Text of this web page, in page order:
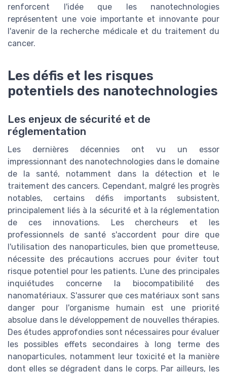
renforcent l'idée que les nanotechnologies
représentent une voie importante et innovante pour
l'avenir de la recherche médicale et du traitement du
cancer.
Les défis et les risques
potentiels des nanotechnologies
Les enjeux de sécurité et de
réglementation
Les dernières décennies ont vu un essor
impressionnant des nanotechnologies dans le domaine
de la santé, notamment dans la détection et le
traitement des cancers. Cependant, malgré les progrès
notables, certains défis importants subsistent,
principalement liés à la sécurité et à la réglementation
de ces innovations. Les chercheurs et les
professionnels de santé s'accordent pour dire que
l'utilisation des nanoparticules, bien que prometteuse,
nécessite des précautions accrues pour éviter tout
risque potentiel pour les patients. L'une des principales
inquiétudes concerne la biocompatibilité des
nanomatériaux. S'assurer que ces matériaux sont sans
danger pour l'organisme humain est une priorité
absolue dans le développement de nouvelles thérapies.
Des études approfondies sont nécessaires pour évaluer
les possibles effets secondaires à long terme des
nanoparticules, notamment leur toxicité et la manière
dont elles se dégradent dans le corps. Par ailleurs, les